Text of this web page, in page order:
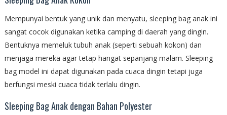
Mempunyai bentuk yang unik dan menyatu, sleeping bag anak ini
sangat cocok digunakan ketika camping di daerah yang dingin.
Bentuknya memeluk tubuh anak (seperti sebuah kokon) dan
menjaga mereka agar tetap hangat sepanjang malam. Sleeping
bag model ini dapat digunakan pada cuaca dingin tetapi juga
berfungsi meski cuaca tidak terlalu dingin.
Sleeping Bag Anak dengan Bahan Polyester